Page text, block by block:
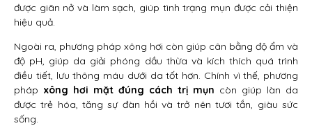
được giãn nở và làm sạch, giúp tình trạng mụn được cải thiện
hiệu quả.
Ngoài ra, phương pháp xông hơi còn giúp cân bằng độ ẩm và
độ pH, giúp da giải phóng dầu thừa và kích thích quá trình
điều tiết, lưu thông máu dưới da tốt hơn. Chính vì thế, phương
pháp xông hơi mặt đúng cách trị mụn còn giúp làn da
được trẻ hóa, tăng sự đàn hồi và trở nên tươi tắn, giàu sức
sống.